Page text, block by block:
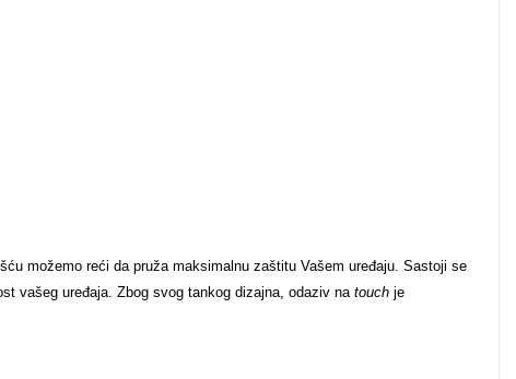
možemo reći da pruža maksimalnu zaštitu Vašem uređaju. Sastoji se
vašeg uređaja. Zbog svog tankog dizajna, odaziv na touchje